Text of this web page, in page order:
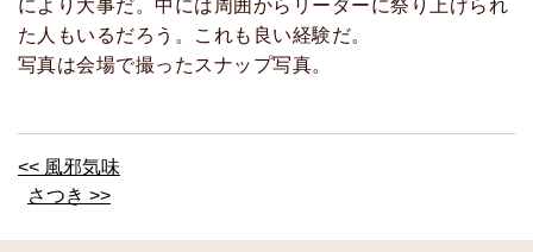
により大事だ。中には周囲からリーダーに祭り上げられ
た人もいるだろう。これも良い経験だ。
写真は会場で撮ったスナップ写真。
<< 風邪気味
さつき >>